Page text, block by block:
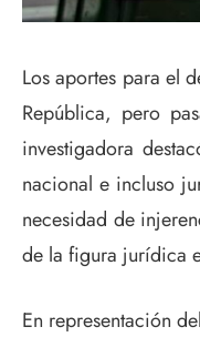
Los aportes para el
República, pero
investigadora
nacional e incluso
necesidad de
de la figura jurídica
En representación